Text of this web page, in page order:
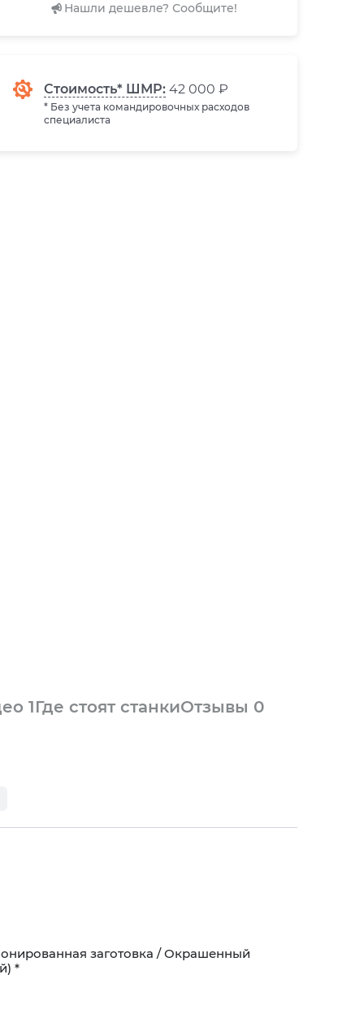
Нашли дешевле? Сообщите!
Стоимость* ШМР: 42 000 ₽
* Без учета командировочных расходов
специалиста
1Где стоят станкиОтзывы 0
заготовка / Окрашенный
*